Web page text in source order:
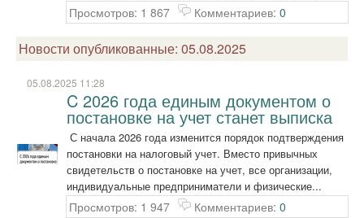
Просмотров: 1 867 Комментариев: 0
Новости опубликованные: 05.08.2025
05.08.2025 11:28
C 2026 года единым документом о
постановке на учет станет выписка
С начала 2026 года изменится порядок подтверждения
постановки на налоговый учет. Вместо привычных
свидетельств о постановке на учет, все организации,
индивидуальные предприниматели и физические...
Просмотров: 1 947 Комментариев: 0